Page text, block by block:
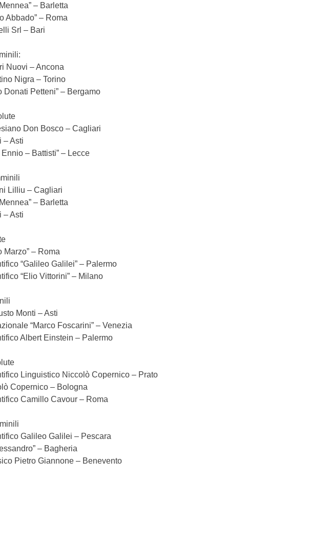
– Barletta
Abbado” – Roma
Srl – Bari
Nuovi – Ancona
Nigra – Torino
Donati Petteni” – Bergamo
Don Bosco – Cagliari
– Asti
Ennio – Battisti” – Lecce
Lilliu – Cagliari
– Barletta
– Asti
Marzo” – Roma
“Galileo Galilei” – Palermo
“Elio Vittorini” – Milano
Monti – Asti
“Marco Foscarini” – Venezia
Albert Einstein – Palermo
Linguistico Niccolò Copernico – Prato
Copernico – Bologna
Camillo Cavour – Roma
Galileo Galilei – Pescara
– Bagheria
Pietro Giannone – Benevento